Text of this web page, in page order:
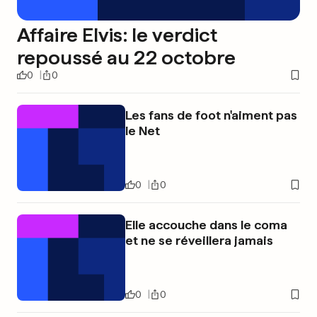
Affaire Elvis: le verdict
repoussé au 22 octobre
0 0
Les fans de foot n'aiment pas
le Net
0 0
Elle accouche dans le coma
et ne se réveillera jamais
0 0